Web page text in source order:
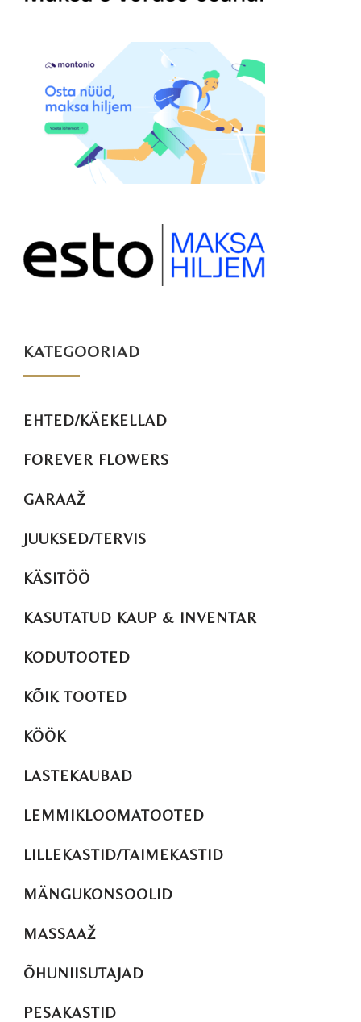
KATEGOORIAD
EHTED/KÄEKELLAD
FOREVER FLOWERS
GARAAŽ
JUUKSED/TERVIS
KÄSITÖÖ
KASUTATUD KAUP & INVENTAR
KODUTOOTED
KÕIK TOOTED
KÖÖK
LASTEKAUBAD
LEMMIKLOOMATOOTED
LILLEKASTID/TAIMEKASTID
MÄNGUKONSOOLID
MASSAAŽ
ÕHUNIISUTAJAD
PESAKASTID